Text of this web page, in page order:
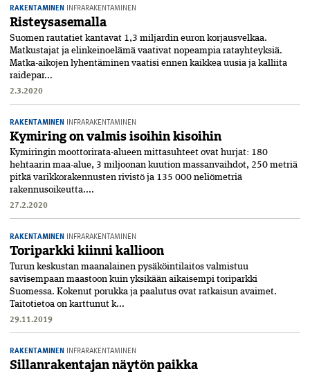
RAKENTAMINEN INFRARAKENTAMINEN
Risteysasemalla
Suomen rautatiet kantavat 1,3 miljardin euron korjausvelkaa.
Matkustajat ja elinkeinoelämä vaativat nopeampia ratayhteyksiä.
Matka-aikojen lyhentäminen vaatisi ennen kaikkea uusia ja kalliita
raidepar...
2.3.2020
RAKENTAMINEN INFRARAKENTAMINEN
Kymiring on valmis isoihin kisoihin
Kymiringin moottorirata-alueen mittasuhteet ovat hurjat: 180
hehtaarin maa-alue, 3 miljoonan kuution massanvaihdot, 250 metriä
pitkä varikkorakennusten rivistö ja 135 000 neliömetriä
rakennusoikeutta....
27.2.2020
RAKENTAMINEN INFRARAKENTAMINEN
Toriparkki kiinni kallioon
Turun keskustan maanalainen pysäköintilaitos valmistuu
savisempaan maastoon kuin yksikään aikaisempi toriparkki
Suomessa. Kokenut porukka ja paalutus ovat ratkaisun avaimet.
Taitotietoa on karttunut k...
29.11.2019
RAKENTAMINEN INFRARAKENTAMINEN
Sillanrakentajan näytön paikka